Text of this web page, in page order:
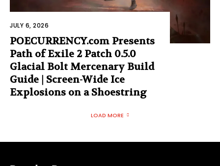
JULY 6, 2026
POECURRENCY.com Presents
Path of Exile 2 Patch 0.5.0
Glacial Bolt Mercenary Build
Guide | Screen-Wide Ice
Explosions on a Shoestring
LOAD MORE